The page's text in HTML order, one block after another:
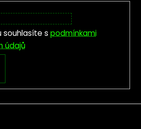
souhlasíte s podmínkami
údajů